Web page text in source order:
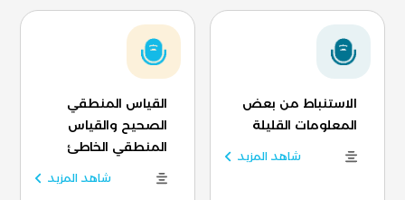
الاستنباط من بعض
المعلومات القليلة
شاهد المزيد
القياس المنطقي
الصحيح والقياس
المنطقي الخاطئ
شاهد المزيد